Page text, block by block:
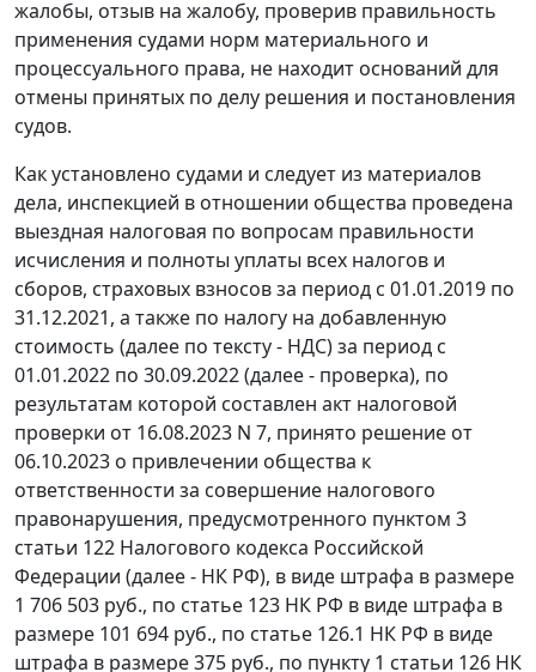
жалобы, отзыв на жалобу, проверив правильность
применения судами норм материального и
процессуального права, не находит оснований для
отмены принятых по делу решения и постановления
судов.
Как установлено судами и следует из материалов
дела, инспекцией в отношении общества проведена
выездная налоговая по вопросам правильности
исчисления и полноты уплаты всех налогов и
сборов, страховых взносов за период с 01.01.2019 по
31.12.2021, а также по налогу на добавленную
стоимость (далее по тексту - НДС) за период с
01.01.2022 по 30.09.2022 (далее - проверка), по
результатам которой составлен акт налоговой
проверки от 16.08.2023 N 7, принято решение от
06.10.2023 о привлечении общества к
ответственности за совершение налогового
правонарушения, предусмотренного пунктом 3
статьи 122 Налогового кодекса Российской
Федерации (далее - НК РФ), в виде штрафа в размере
1 706 503 руб., по статье 123 НК РФ в виде штрафа в
размере 101 694 руб., по статье 126.1 НК РФ в виде
штрафа в размере 375 руб., по пункту 1 статьи 126 НК